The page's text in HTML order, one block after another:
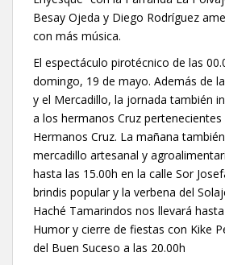
Besay Ojeda y Diego Rodríguez
con más música.
El espectáculo pirotécnico de las
domingo, 19 de mayo. Además de
y el Mercadillo, la jornada también
a los hermanos Cruz
Hermanos Cruz. La mañana
mercadillo artesanal y
hasta las 15.00h en la calle Sor
brindis popular y la verbena del
Haché Tamarindos nos llevará
Humor y cierre de fiestas con Kike
del Buen Suceso a las 20.00h